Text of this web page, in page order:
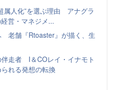
属人化”を選ぶ理由 アナグラ
営・マネジメ...
老舗『Rtoaster』が描く、生
走者 I＆COレイ・イナモト
れる発想の転換